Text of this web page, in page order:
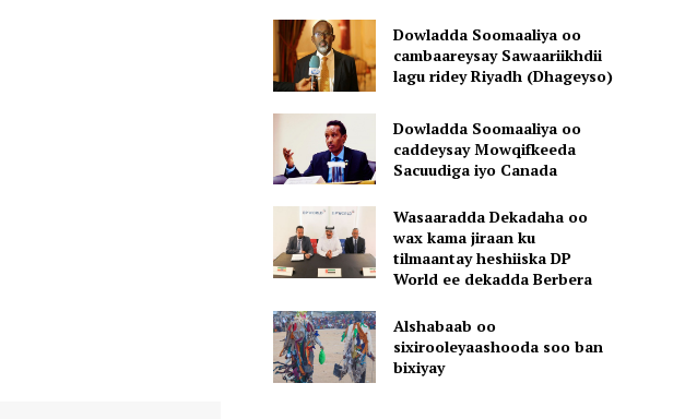
Dowladda Soomaaliya oo
cambaareysay Sawaariikhdii
lagu ridey Riyadh (Dhageyso)
Dowladda Soomaaliya oo
caddeysay Mowqifkeeda
Sacuudiga iyo Canada
Wasaaradda Dekadaha oo
wax kama jiraan ku
tilmaantay heshiiska DP
World ee dekadda Berbera
Alshabaab oo
sixirooleyaashooda soo ban
bixiyay